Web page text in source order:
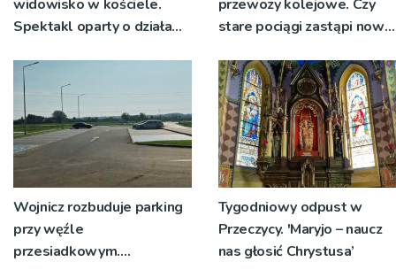
widowisko w kościele.
Spektakl oparty o działa
przewozy kolejowe. Czy
stare pociągi zastąpi nowy
Wojnicz rozbuduje parking
przy węźle
przesiadkowym.
Tygodniowy odpust w
Przeczycy. 'Maryjo – naucz
nas głosić Chrystusa’